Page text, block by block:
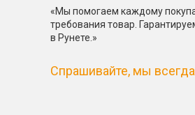
«Мы помогаем каждому
требования товар.
в Рунете.»
Спрашивайте, мы